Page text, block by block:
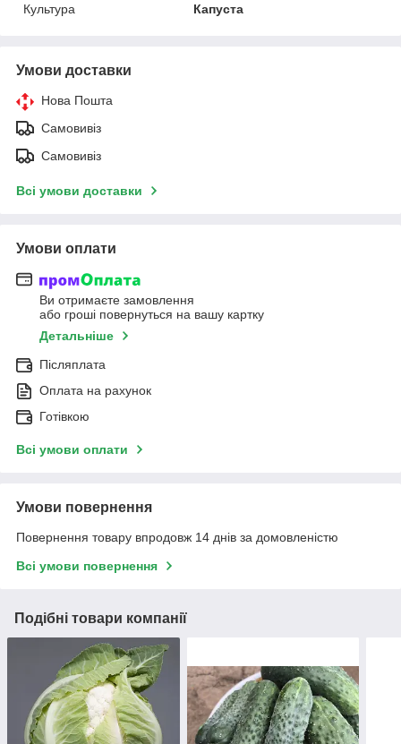
Культура
Капуста
Умови доставки
Нова Пошта
Самовивіз
Самовивіз
Всі умови доставки
Умови оплати
Ви отримаєте замовлення
або гроші повернуться на вашу картку
Детальніше
Післяплата
Оплата на рахунок
Готівкою
Всі умови оплати
Умови повернення
Повернення товару впродовж 14 днів за домовленістю
Всі умови повернення
Подібні товари компанії